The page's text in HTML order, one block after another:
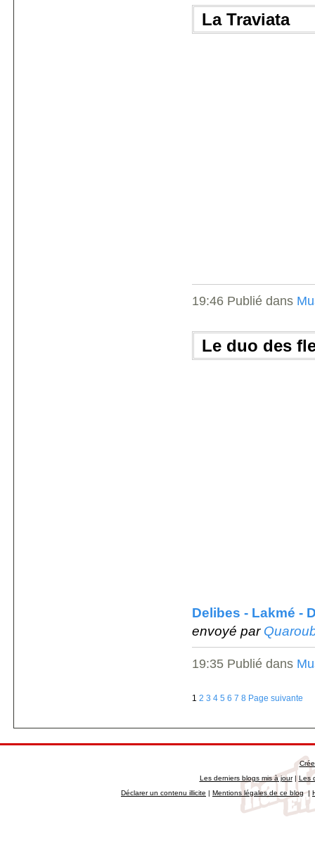
La Traviata
19:46 Publié dans
Le duo des
Delibes - Lakmé -
envoyé par
19:35 Publié dans
1 2 3 4 5 6 7 8 Page suivante
Les derniers blogs mis à jour|Les
Déclarer un contenu illicite | Mentions légales de ce blog|